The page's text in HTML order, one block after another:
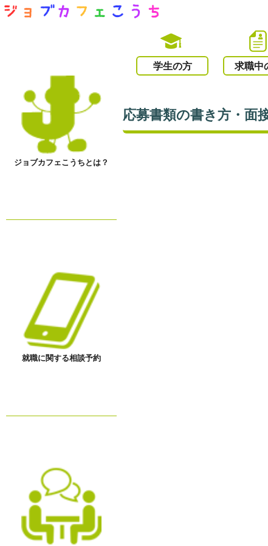
学生の方 求職中
ジョブカフェこうちとは？
就職に関する相談予約
応募書類の書き方・面